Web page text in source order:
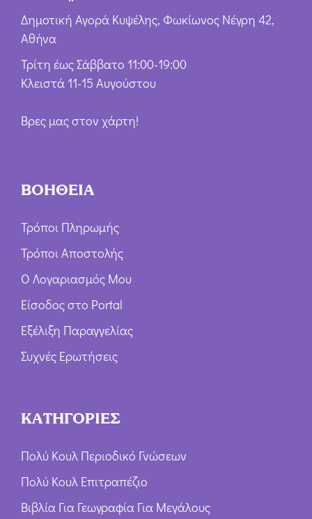
Δημοτική Αγορά Κυψέλης, Φωκίωνος Νέγρη 42,
Αθήνα
Τρίτη έως Σάββατο 11:00-19:00
Κλειστά 11-15 Αυγούστου
Βρες μας στον χάρτη!
ΒΟΗΘΕΙΑ
Τρόποι Πληρωμής
Τρόποι Αποστολής
Ο Λογαριασμός Μου
Είσοδος στο Portal
Εξέλιξη Παραγγελίας
Συχνές Ερωτήσεις
ΚΑΤΗΓΟΡΙΕΣ
Πολύ Κουλ Περιοδικό Γνώσεων
Πολύ Κουλ Επιτραπέζιο
Βιβλία Για Γεωγραφία Για Μεγάλους